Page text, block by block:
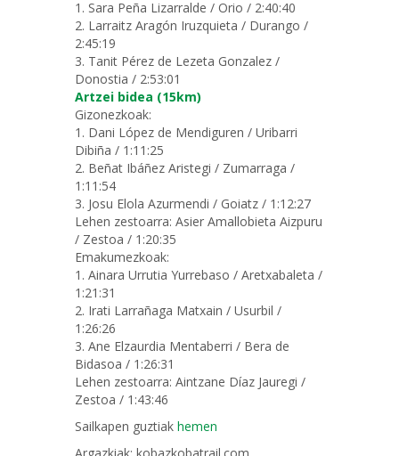
1. Sara Peña Lizarralde / Orio / 2:40:40
2. Larraitz Aragón Iruzquieta / Durango /
2:45:19
3. Tanit Pérez de Lezeta Gonzalez /
Donostia / 2:53:01
Artzei bidea (15km)
Gizonezkoak:
1. Dani López de Mendiguren / Uribarri
Dibiña / 1:11:25
2. Beñat Ibáñez Aristegi / Zumarraga /
1:11:54
3. Josu Elola Azurmendi / Goiatz / 1:12:27
Lehen zestoarra: Asier Amallobieta Aizpuru
/ Zestoa / 1:20:35
Emakumezkoak:
1. Ainara Urrutia Yurrebaso / Aretxabaleta /
1:21:31
2. Irati Larrañaga Matxain / Usurbil /
1:26:26
3. Ane Elzaurdia Mentaberri / Bera de
Bidasoa / 1:26:31
Lehen zestoarra: Aintzane Díaz Jauregi /
Zestoa / 1:43:46
Sailkapen guztiak hemen